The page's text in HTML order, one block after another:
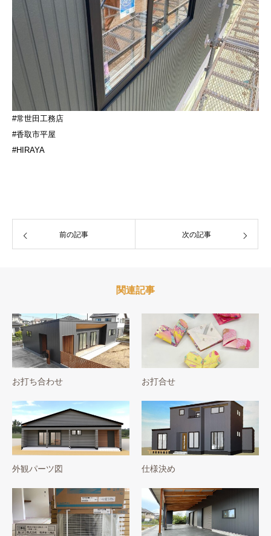
#常世田工務店
#香取市平屋
#HIRAYA
前の記事 次の記事
関連記事
お打ち合わせ お打合せ
外観パーツ図 仕様決め